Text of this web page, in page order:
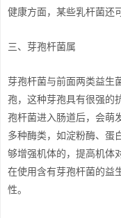
健康方面，某些乳杆菌还
三、芽孢杆菌属
芽孢杆菌与前面两类益生
孢，这种芽孢具有很强的
孢杆菌进入肠道后，会萌
多种酶类，如淀粉酶、蛋
够增强机体的，提高机体
在使用含有芽孢杆菌的益
性。